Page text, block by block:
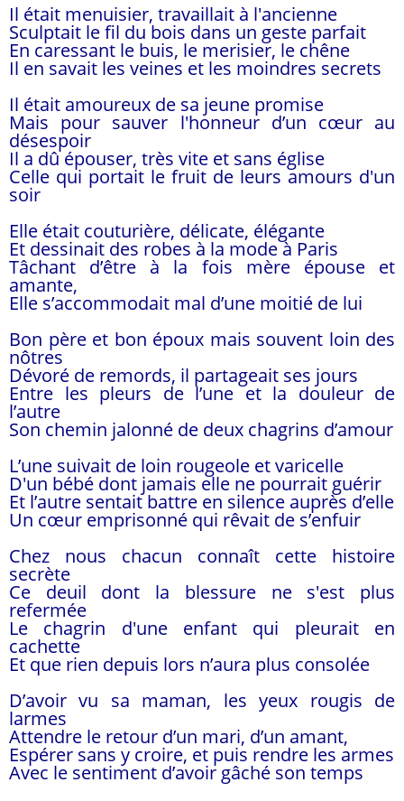
Il était menuisier, travaillait à l'ancienne
Sculptait le fil du bois dans un geste parfait
En caressant le buis, le merisier, le chêne
Il en savait les veines et les moindres secrets
Il était amoureux de sa jeune promise
Mais pour sauver l'honneur d’un cœur au
désespoir
Il a dû épouser, très vite et sans église
Celle qui portait le fruit de leurs amours d'un
soir
Elle était couturière, délicate, élégante
Et dessinait des robes à la mode à Paris
Tâchant d’être à la fois mère épouse et
amante,
Elle s’accommodait mal d’une moitié de lui
Bon père et bon époux mais souvent loin des
nôtres
Dévoré de remords, il partageait ses jours
Entre les pleurs de l’une et la douleur de
l’autre
Son chemin jalonné de deux chagrins d’amour
L’une suivait de loin rougeole et varicelle
D'un bébé dont jamais elle ne pourrait guérir
Et l’autre sentait battre en silence auprès d’elle
Un cœur emprisonné qui rêvait de s’enfuir
Chez nous chacun connaît cette histoire
secrète
Ce deuil dont la blessure ne s'est plus
refermée
Le chagrin d'une enfant qui pleurait en
cachette
Et que rien depuis lors n’aura plus consolée
D’avoir vu sa maman, les yeux rougis de
larmes
Attendre le retour d’un mari, d’un amant,
Espérer sans y croire, et puis rendre les armes
Avec le sentiment d’avoir gâché son temps